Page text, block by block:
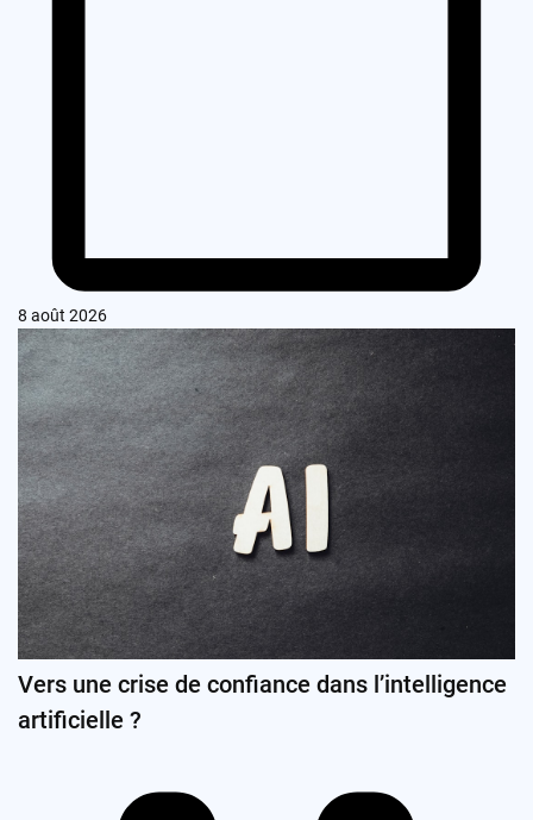
8 août 2026
Vers une crise de confiance dans l’intelligence
artificielle ?